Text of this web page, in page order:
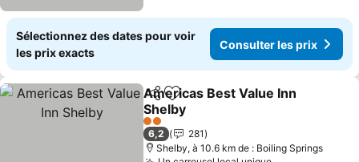
Sélectionnez des dates pour voir
les prix exacts
Consulter les prix
PartagerAjouter à mes favoris
Americas Best Value Inn
Shelby
2 Étoiles
6,2
281
Shelby, à 10.6 km de : Boiling Springs